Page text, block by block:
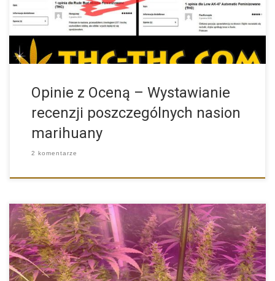
Opinie z Oceną – Wystawianie
recenzji poszczególnych nasion
marihuany
2 komentarze